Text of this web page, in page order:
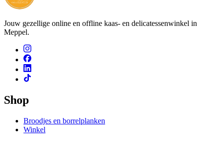
Jouw gezellige online en offline kaas- en delicatessenwinkel in
Meppel.
Shop
Broodjes en borrelplanken
Winkel